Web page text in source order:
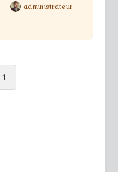
administrateur
1